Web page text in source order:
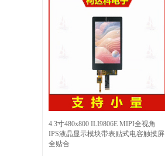
4.3寸480x800 ILI9806E MIPI全视角
IPS液晶显示模块带表贴式电容触摸屏
全贴合